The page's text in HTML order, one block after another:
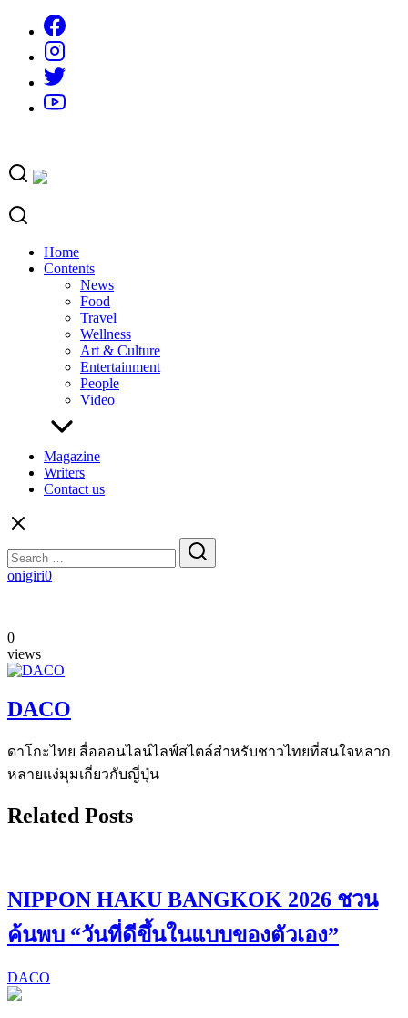
content
Home
Contents
News
Food
Travel
Wellness
Art & Culture
Entertainment
People
Video
Magazine
Writers
Contact us
for:
onigiri0
0
views
DACO
ดาโกะไทย สื่อออนไลน์ไลฟ์สไตล์สำหรับชาวไทยที่สนใจหลาก
หลายแง่มุมเกี่ยวกับญี่ปุ่น
Related Posts
NIPPON HAKU BANGKOK 2026 ชวน
ค้นพบ “วันที่ดีขึ้นในแบบของตัวเอง”
DACO